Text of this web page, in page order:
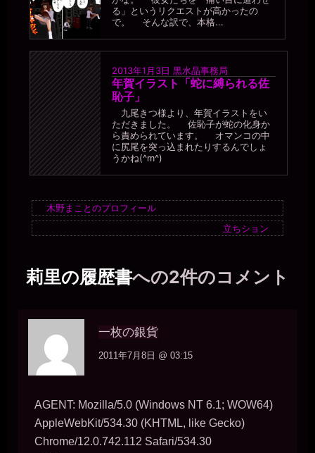
る」というリクエストが高かったの
で。 そんな訳で、本格...
2013年1月3日 黒水晶事務局
年賀イラスト「蛇に縛られる佐
恥子」
九尾きつ様より、年賀イラストをい
ただきました。 佐恥子が蛇の化身か
ら責められています。 オマンコの中
に尻尾を突っ込まれたりするんでしょ
うかね(^m^)
木野まことのプロフィール
立ちション
莉里の履歴書への2件のコメント
一枚の銀貨
2011年7月8日 @ 03:15
AGENT: Mozilla/5.0 (Windows NT 6.1; WOW64)
AppleWebKit/534.30 (KHTML, like Gecko)
Chrome/12.0.742.112 Safari/534.30